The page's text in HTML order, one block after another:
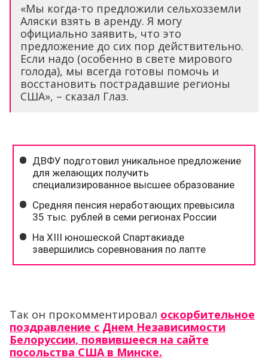
«Мы когда-то предложили сельхозземли
Аляски взять в аренду. Я могу
официально заявить, что это
предложение до сих пор действительно.
Если надо (особенно в свете мирового
голода), мы всегда готовы помочь и
восстановить пострадавшие регионы
США», – сказал Глаз.
Так он прокомментировал оскорбительное
поздравление с Днем Независимости
Белоруссии, появившееся на сайте
посольства США в Минске.